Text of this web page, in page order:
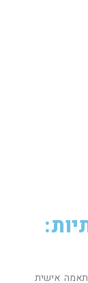
אישית